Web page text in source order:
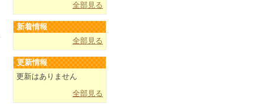
全部見る
新着情報
全部見る
更新情報
更新はありません
全部見る